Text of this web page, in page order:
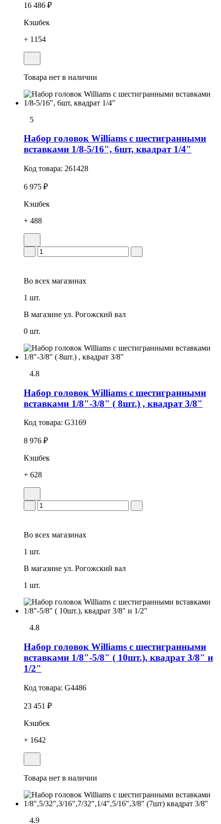
16 486 ₽
Кэшбек
+ 1154
Товара нет в наличии
5
Набор головок Williams с шестигранными
вставками 1/8-5/16", 6шт, квадрат 1/4"
Код товара: 261428
6 975 ₽
Кэшбек
+ 488
Во всех магазинах
1 шт.
В магазине ул. Рогожский вал
0 шт.
4.8
Набор головок Williams с шестигранными
вставками 1/8"-3/8" ( 8шт.) , квадрат 3/8"
Код товара: G3169
8 976 ₽
Кэшбек
+ 628
Во всех магазинах
1 шт.
В магазине ул. Рогожский вал
1 шт.
4.8
Набор головок Williams с шестигранными
вставками 1/8"-5/8" ( 10шт.), квадрат 3/8" и
1/2"
Код товара: G4486
23 451 ₽
Кэшбек
+ 1642
Товара нет в наличии
4.9